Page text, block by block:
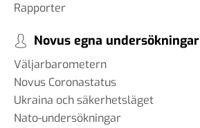
Rapporter
Novus egna undersökningar
Väljarbarometern
Novus Coronastatus
Ukraina och säkerhetsläget
Nato-undersökningar